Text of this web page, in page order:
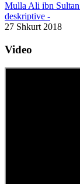
Mulla Ali ibn
deskriptive -
27 Shkurt 2018
Video